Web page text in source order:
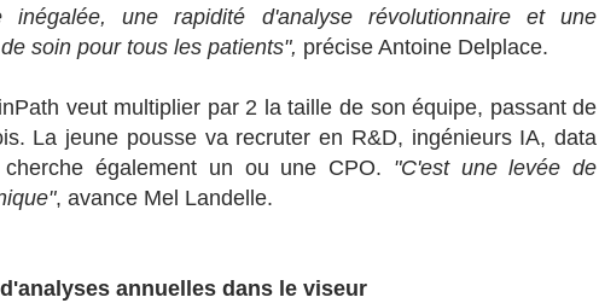
inégalée, une rapidité d'analyse révolutionnaire et une
soin pour tous les patients", précise Antoine Delplace.
veut multiplier par 2 la taille de son équipe, passant de
La jeune pousse va recruter en R&D, ingénieurs IA, data
cherche également un ou une CPO. "C'est une levée de
, avance Mel Landelle.
annuelles dans le viseur